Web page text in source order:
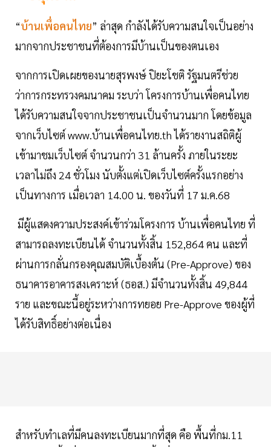
“บ้านเพื่อคนไทย” ล่าสุด กำลังได้รับความสนใจเป็นอย่าง
มากจากประชาชนที่ต้องการมีบ้านเป็นของตนเอง
จากการเปิดเผยของนายสุรพงษ์ ปิยะโชติ รัฐมนตรีช่วย
ว่าการกระทรวงคมนาคม ระบว่า โครงการบ้านเพื่อคนไทย
ได้รับความสนใจจากประชาชนเป็นจำนวนมาก โดยข้อมูล
จากเว็บไซต์ www.บ้านเพื่อคนไทย.th ได้รายงานสถิติผู้
เข้ามาชมเว็บไซต์ จำนวนกว่า 31 ล้านครั้ง ภายในระยะ
เวลาไม่ถึง 24 ชั่วโมง นับตั้งแต่เปิดเว็บไซต์ครั้งแรกอย่าง
เป็นทางการ เมื่อเวลา 14.00 น. ของวันที่ 17 ม.ค.68
มีผู้แสดงความประสงค์เข้าร่วมโครงการ บ้านเพื่อคนไทย ที่
สามารถลงทะเบียนได้ จำนวนทั้งสิ้น 152,864 คน และที่
ผ่านการกลั่นกรองคุณสมบัติเบื้องต้น (Pre-Approve) ของ
ธนาคารอาคารสงเคราะห์ (ธอส.) มีจำนวนทั้งสิ้น 49,844
ราย และขณะนี้อยู่ระหว่างการทยอย Pre-Approve ของผู้ที่
ได้รับสิทธิ์อย่างต่อเนื่อง
สำหรับทำเลที่มีคนลงทะเบียนมากที่สุด คือ พื้นที่กม.11